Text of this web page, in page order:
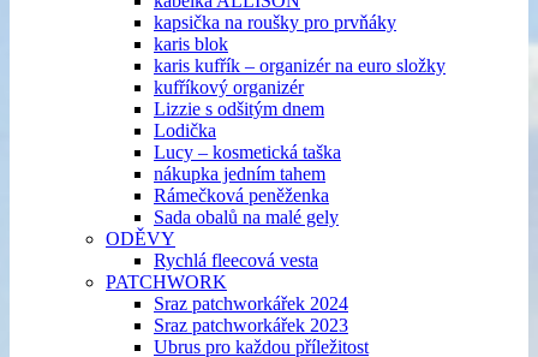
kapsička na roušky pro prvňáky
karis blok
karis kufřík – organizér na euro složky
kufříkový organizér
Lizzie s odšitým dnem
Lodička
Lucy – kosmetická taška
nákupka jedním tahem
Rámečková peněženka
Sada obalů na malé gely
ODĚVY
Rychlá fleecová vesta
PATCHWORK
Sraz patchworkářek 2024
Sraz patchworkářek 2023
Ubrus pro každou příležitost